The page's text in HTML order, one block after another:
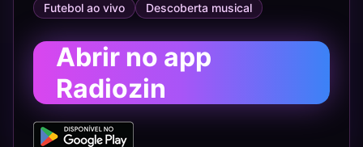
Futebol ao vivo
Descoberta musical
Abrir no app
Radiozin